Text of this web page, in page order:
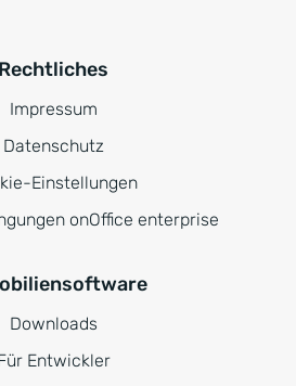
Rechtliches
Impressum
Datenschutz
Einstellungen
onOffice enterprise
Downloads
Entwickler